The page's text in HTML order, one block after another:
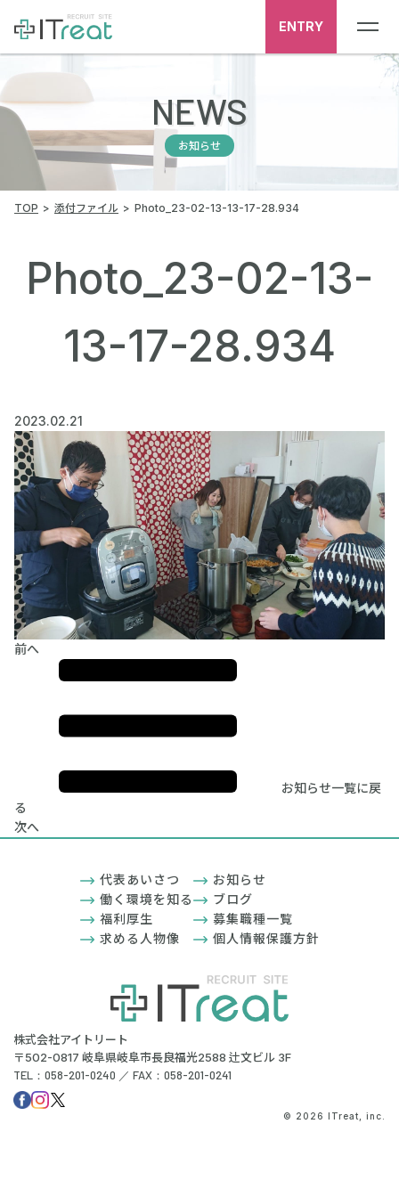
ENTRY
NEWS
お知らせ
TOP 添付ファイル Photo_23-02-13-13-17-28.934
Photo_23-02-13-
13-17-28.934
2023.02.21
前へ
お知らせ一覧に戻
る
次へ
株式会社アイトリート
〒502-0817 岐阜県岐阜市長良福光2588 辻文ビル 3F
TEL：058-201-0240 ／ FAX：058-201-0241
代表あいさつ
働く環境を知る
福利厚生
求める人物像
お知らせ
ブログ
募集職種一覧
個人情報保護方針
© 2026 ITreat, inc.